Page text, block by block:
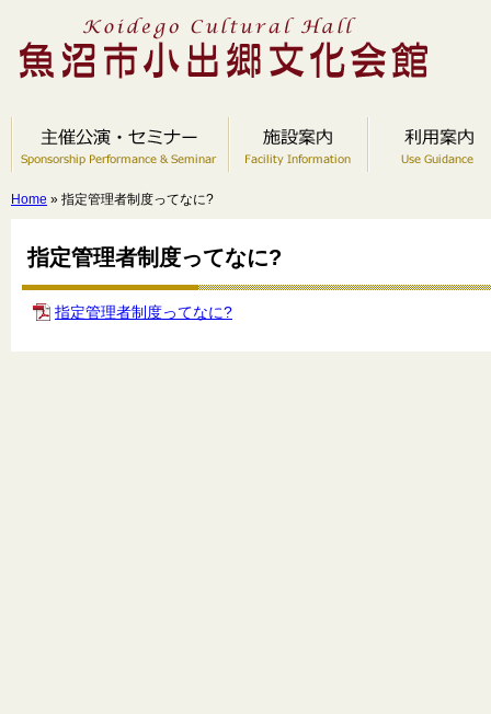
Home » 指定管理者制度ってなに?
指定管理者制度ってなに?
指定管理者制度ってなに?